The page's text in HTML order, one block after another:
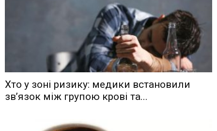
Хто у зоні ризику: медики встановили
зв’язок між групою крові та...